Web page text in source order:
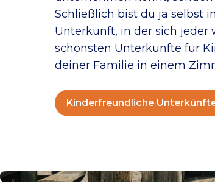
Schließlich bist du ja selbst
Unterkunft, in der sich jeder
schönsten Unterkünfte für
deiner Familie in einem
Kinderfreundliche
Camping De Lakens